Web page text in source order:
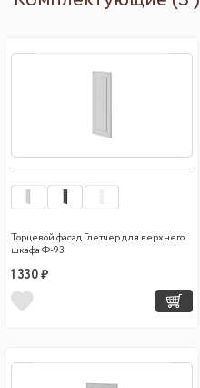
Торцевой фасад Глетчер для верхнего
шкафа Ф-93
1 330 ₽